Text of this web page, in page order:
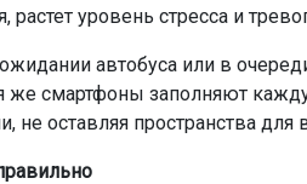
растет уровень стресса и
автобуса или в
же смартфоны заполняют
не оставляя пространства для